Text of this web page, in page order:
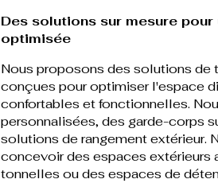
Des solutions sur mesure
optimisée
Nous proposons des solutions de
conçues pour optimiser l'espace
confortables et fonctionnelles.
personnalisées, des garde-corps
solutions de rangement extérieur.
concevoir des espaces extérieurs
tonnelles ou des espaces de